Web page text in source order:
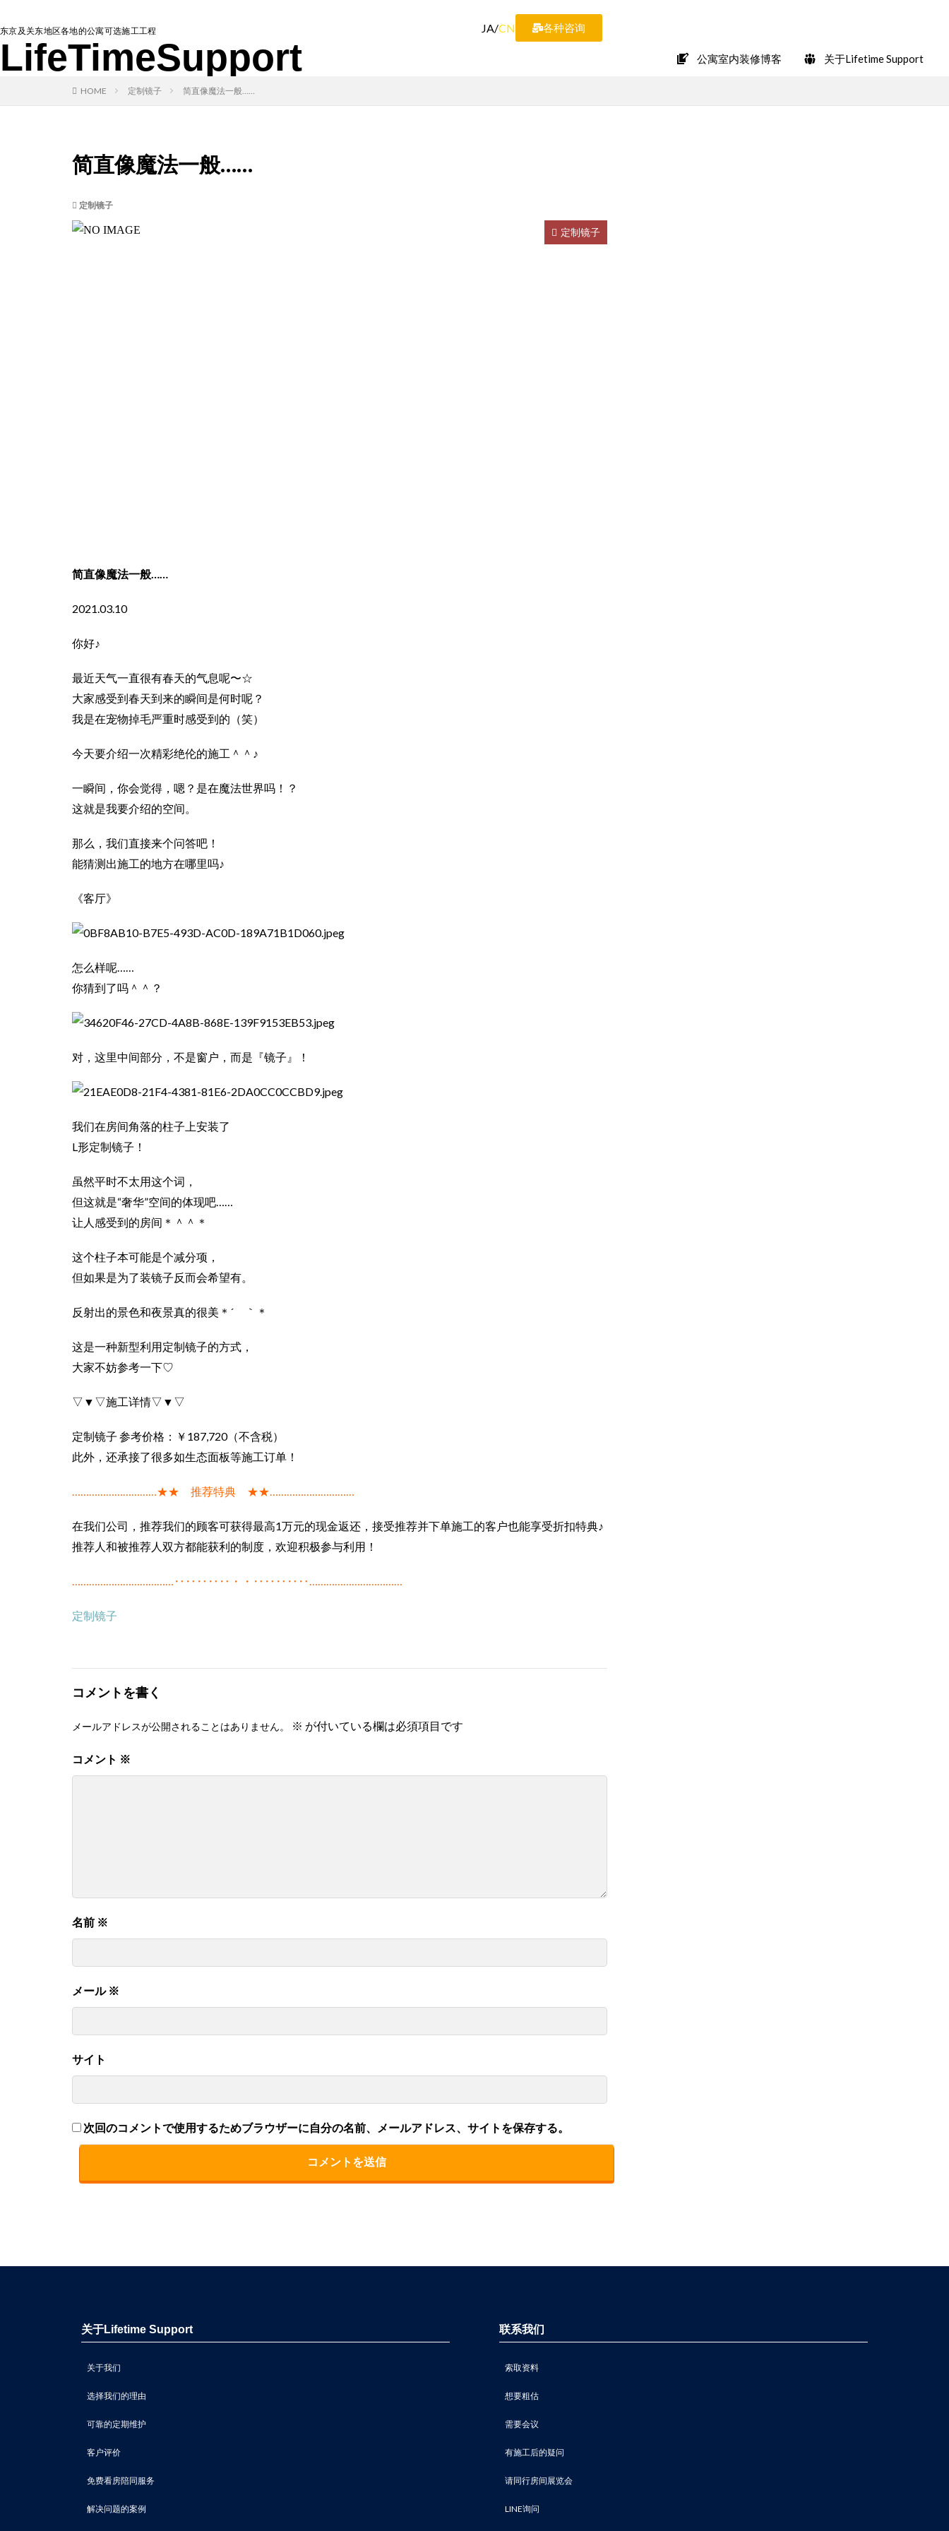
东京及关东地区各地的公寓可选施工工程
LifeTimeSupport
JA/CN 各种咨询
公寓室内装修博客 关于Lifetime Support
HOME 定制镜子 简直像魔法一般……
简直像魔法一般……
定制镜子
定制镜子
简直像魔法一般……
2021.03.10
你好♪
最近天气一直很有春天的气息呢〜☆
大家感受到春天到来的瞬间是何时呢？
我是在宠物掉毛严重时感受到的（笑）
今天要介绍一次精彩绝伦的施工＾＾♪
一瞬间，你会觉得，嗯？是在魔法世界吗！？
这就是我要介绍的空间。
那么，我们直接来个问答吧！
能猜测出施工的地方在哪里吗♪
《客厅》
怎么样呢……
你猜到了吗＾＾？
对，这里中间部分，不是窗户，而是『镜子』！
我们在房间角落的柱子上安装了
L形定制镜子！
虽然平时不太用这个词，
但这就是“奢华”空间的体现吧……
让人感受到的房间＊＾＾＊
这个柱子本可能是个减分项，
但如果是为了装镜子反而会希望有。
反射出的景色和夜景真的很美＊´ ｀＊
这是一种新型利用定制镜子的方式，
大家不妨参考一下♡
▽▼▽施工详情▽▼▽
定制镜子 参考价格：￥187,720（不含税）
此外，还承接了很多如生态面板等施工订单！
…………………………★★ 推荐特典 ★★…………………………
在我们公司，推荐我们的顾客可获得最高1万元的现金返还，接受推荐并下单施工的客户也能享受折扣特典♪
推荐人和被推荐人双方都能获利的制度，欢迎积极参与利用！
………………………………‥‥‥‥‥・・‥‥‥‥‥……………………………
定制镜子
コメントを書く
メールアドレスが公開されることはありません。 ※ が付いている欄は必須項目です
コメント ※
名前 ※
メール ※
サイト
次回のコメントで使用するためブラウザーに自分の名前、メールアドレス、サイトを保存する。
关于Lifetime Support
关于我们
选择我们的理由
可靠的定期维护
客户评价
免费看房陪同服务
解决问题的案例
联系我们
索取资料
想要粗估
需要会议
有施工后的疑问
请同行房间展览会
LINE询问